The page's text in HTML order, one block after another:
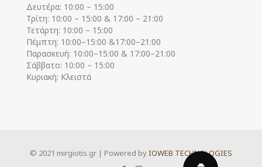
Δευτέρα: 10:00 – 15:00
Τρίτη: 10:00 – 15:00 & 17:00 – 21:00
Τετάρτη: 10:00 – 15:00
Πέμπτη: 10:00–15:00 &17:00–21:00
Παρασκευή: 10:00–15:00 & 17:00–21:00
Σάββατο: 10:00 – 15:00
Κυριακή: Κλειστά
© 2021 mirgiotis.gr | Powered byIOWEB TECHNOLOGIES